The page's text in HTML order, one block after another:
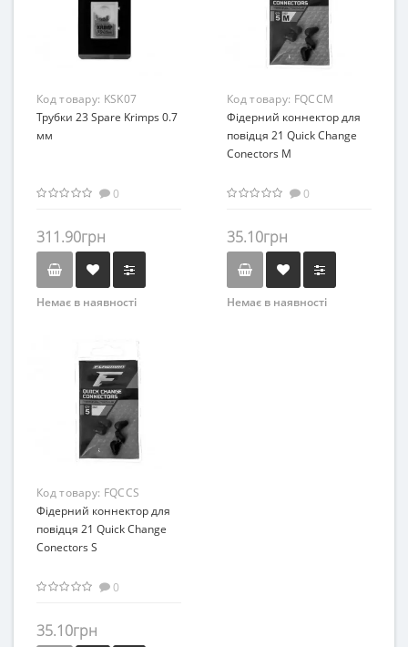
Код товару: KSK07
Трубки 23 Spare Krimps 0.7
мм
0
311.90грн
Немає в наявності
Код товару: FQCCM
Фiдерний коннектор для
повiдця 21 Quick Change
Conectors M
0
35.10грн
Немає в наявності
Код товару: FQCCS
Фiдерний коннектор для
повiдця 21 Quick Change
Conectors S
0
35.10грн